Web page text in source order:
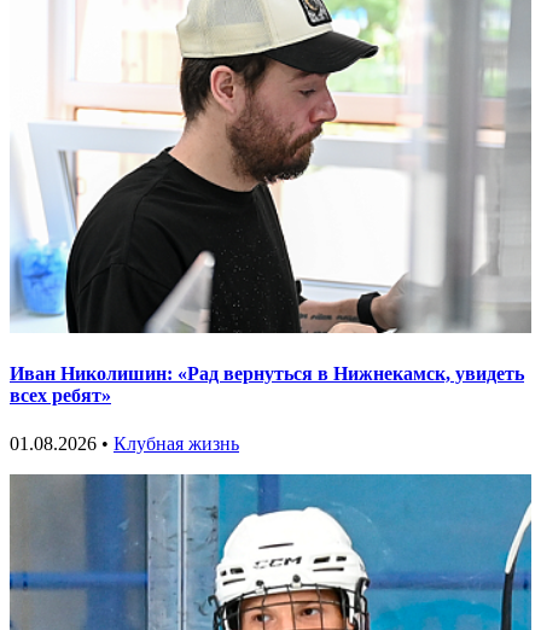
Иван Николишин: «Рад вернуться в Нижнекамск, увидеть
всех ребят»
01.08.2026 • Клубная жизнь